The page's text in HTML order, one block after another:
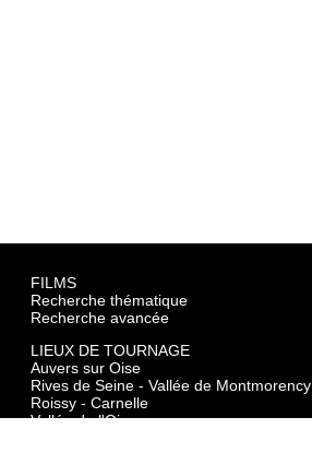
FILMS
Recherche thématique
Recherche avancée
LIEUX DE TOURNAGE
Auvers sur Oise
Rives de Seine - Vallée de Montmorency
Roissy - Carnelle
Vallée de l'Oise